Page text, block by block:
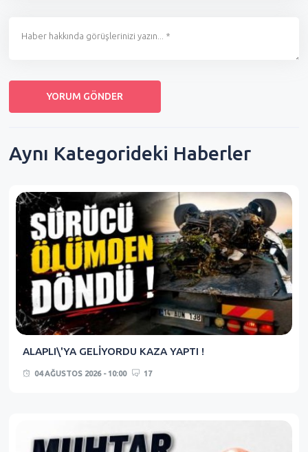
Aynı Kategorideki Haberler
ALAPLI\'YA GELİYORDU KAZA YAPTI !
04 AĞUSTOS 2026 - 10:00 17